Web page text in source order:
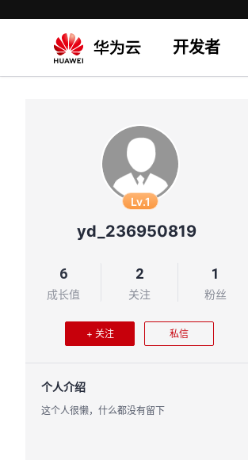
开发者
Lv.1
yd_236950819
6
成长值
2
关注
1
粉丝
+ 关注 私信
个人介绍
这个人很懒，什么都没有留下